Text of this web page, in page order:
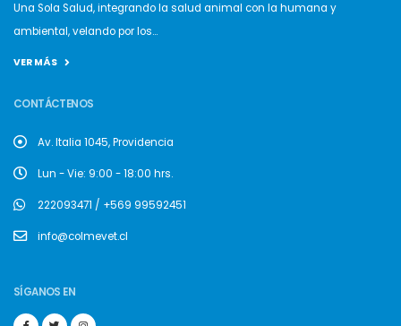
Una Sola Salud, integrando la salud animal con la humana y
ambiental, velando por los...
VER MÁS
CONTÁCTENOS
Av. Italia 1045, Providencia
Lun - Vie: 9:00 - 18:00 hrs.
222093471 / +569 99592451
info@colmevet.cl
SÍGANOS EN